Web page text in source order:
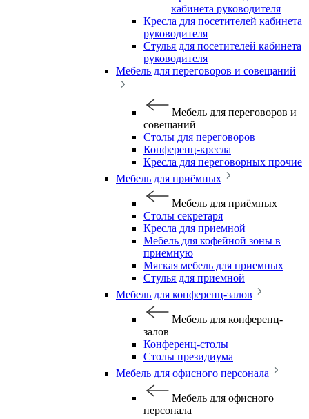
кабинета руководителя
Кресла для посетителей кабинета
руководителя
Стулья для посетителей кабинета
руководителя
Мебель для переговоров и совещаний
Мебель для переговоров и
совещаний
Столы для переговоров
Конференц-кресла
Кресла для переговорных прочие
Мебель для приёмных
Мебель для приёмных
Столы секретаря
Кресла для приемной
Мебель для кофейной зоны в
приемную
Мягкая мебель для приемных
Стулья для приемной
Мебель для конференц-залов
Мебель для конференц-
залов
Конференц-столы
Столы президиума
Мебель для офисного персонала
Мебель для офисного
персонала